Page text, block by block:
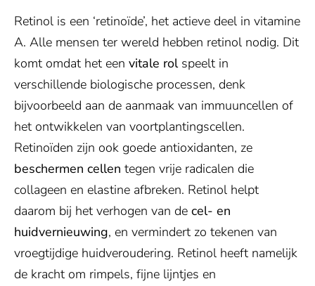
Retinol is een ‘retinoïde’, het actieve deel in vitamine
A. Alle mensen ter wereld hebben retinol nodig. Dit
komt omdat het een vitale rolspeelt in
verschillende biologische processen, denk
bijvoorbeeld aan de aanmaak van immuuncellen of
het ontwikkelen van voortplantingscellen.
Retinoïden zijn ook goede antioxidanten, ze
beschermen cellen tegen vrije radicalen die
collageen en elastine afbreken. Retinol helpt
daarom bij het verhogen van de cel- en
huidvernieuwing, en vermindert zo tekenen van
vroegtijdige huidveroudering. Retinol heeft namelijk
de kracht om rimpels, fijne lijntjes en